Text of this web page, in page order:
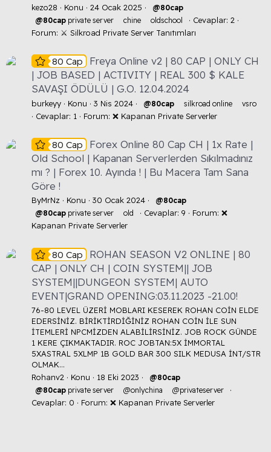
kezo28
Konu 24 Ocak 2025
@80cap
@80cap private server chine oldschool
Cevaplar: 2
Forum: ⚔️ Silkroad Private Server Tanıtımları
80 Cap
Freya Online v2 | 80 CAP | ONLY CH
| JOB BASED | ACTIVITY | REAL 300 $ KALE
SAVAŞI ÖDÜLÜ | G.O. 12.04.2024
burkeyy Konu 3 Nis 2024 @80cap silkroad online vsro
Cevaplar: 1 Forum: ❌ Kapanan Private Serverler
80 Cap
Forex Online 80 Cap CH | 1x Rate |
Old School | Kapanan Serverlerden Sıkılmadınız
mı ? | Forex 10. Ayında ! | Bu Macera Tam Sana
Göre !
ByMrNz Konu 30 Ocak 2024
@80cap
@80cap private server old Cevaplar: 9 Forum: ❌
Kapanan Private Serverler
80 Cap
ROHAN SEASON V2 ONLINE | 80
CAP | ONLY CH | COIN SYSTEM|| JOB
SYSTEM||DUNGEON SYSTEM| AUTO
EVENT|GRAND OPENING:03.11.2023 -21.00!
76-80 LEVEL ÜZERİ MOBLARI KESEREK ROHAN COİN ELDE
EDERSİNİZ. BİRİKTİRDİĞİNİZ ROHAN COİN İLE SUN
İTEMLERİ NPCMİZDEN ALABİLİRSİNİZ. JOB ROCK GÜNDE
1 KERE ÇIKMAKTADIR. ROC JOBTAN:5X İMMORTAL
5XASTRAL 5XLMP 1B GOLD BAR 300 SILK MEDUSA İNT/STR
OLMAK...
Rohanv2
Konu 18 Eki 2023
@80cap
@80cap private server @onlychina @privateserver
Cevaplar: 0 Forum: ❌ Kapanan Private Serverler